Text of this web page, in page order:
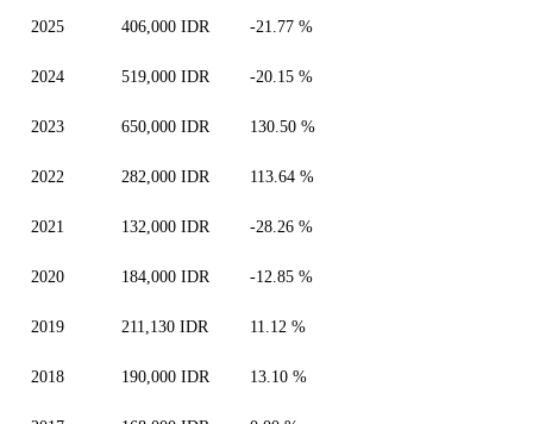
2025 406,000 IDR -21.77 %
2024 519,000 IDR -20.15 %
2023 650,000 IDR 130.50 %
2022 282,000 IDR 113.64 %
2021 132,000 IDR -28.26 %
2020 184,000 IDR -12.85 %
2019 211,130 IDR 11.12 %
2018 190,000 IDR 13.10 %